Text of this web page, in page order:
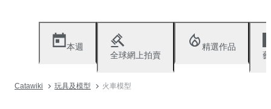
本週
全球網上拍賣
精選作品
Catawiki 玩具及模型 火車模型